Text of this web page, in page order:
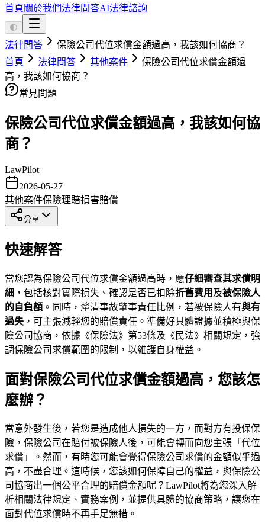
首頁 關於我們法律問答AI法律諮詢
🌓
法律問答
保險公司代位求償金額過高，我該如何協商？
首頁
法律問答 其他案件
保險公司代位求償金額過
高，我該如何協商？
常見問題
保險公司代位求償金額過高，我該如何協
商？
LawPilot
2026-05-27
其他案件保險理賠損害賠償
分享
快速解答
當您認為保險公司代位求償金額過高時，應仔細審查其求償明
細 ，包括核對實際損失、確認是否已扣除折舊費用 及被保險人
的自負額 。同時，釐清事故肇事責任比例，若被保險人有與有
過失 ，可主張減輕您的賠償責任。準備好具體證據並積極與保
險公司協商，依據《保險法》第53條及《民法》相關規定，強
調保險公司求償範圍的限制，以維護自身權益。
面對保險公司代位求償金額過高，您該怎
麼辦？
當意外發生後，若您是造成他人損失的一方，而對方有投保保
險，保險公司在賠付被保險人後，可能會轉而向您主張「代位
求償」。然而，有時您可能會覺得保險公司求償的金額似乎過
高，不盡合理。這時候，您該如何保障自己的權益，與保險公
司協商出一個公平合理的賠償金額呢？LawPilot將為您深入解
析相關法律規定、實務案例，並提供具體的協商策略，讓您在
面對代位求償時不再手足無措。